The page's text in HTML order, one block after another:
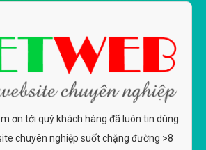
ơn tới quý khách hàng đã luôn tin dùng
chuyên nghiệp suốt chặng đường >8